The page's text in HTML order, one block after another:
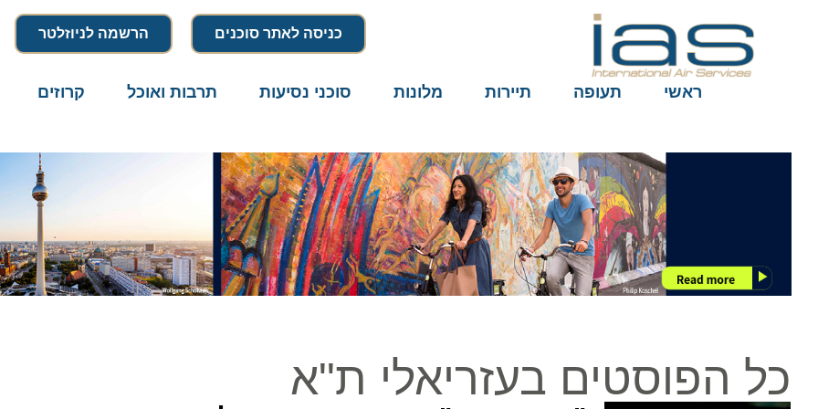
כניסה לאתר סוכנים הרשמה לניוזלטר
ראשי תעופה תיירות מלונות סוכני נסיעות תרבות ואוכל קרוזים
כל הפוסטים בעזריאלי ת"א